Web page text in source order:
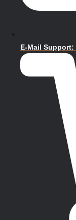
E-Mail Support: